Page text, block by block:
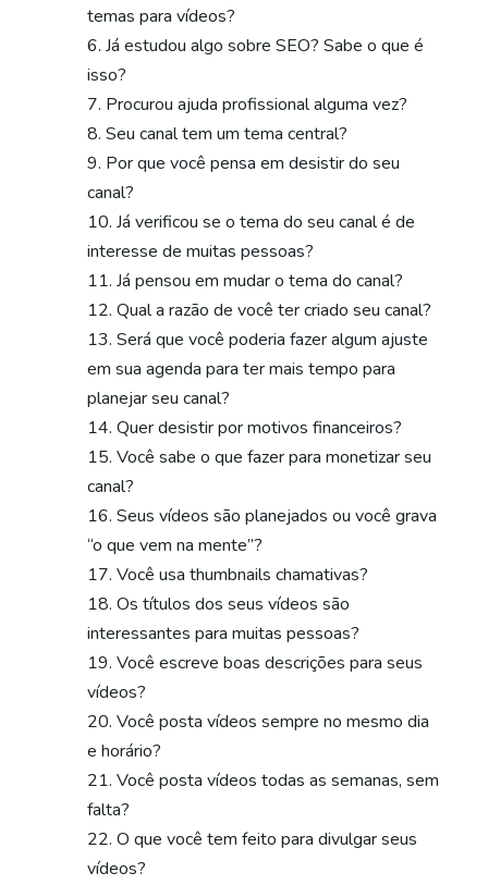
temas para vídeos?
Já estudou algo sobre SEO? Sabe o que é
isso?
Procurou ajuda profissional alguma vez?
Seu canal tem um tema central?
Por que você pensa em desistir do seu
canal?
Já verificou se o tema do seu canal é de
interesse de muitas pessoas?
Já pensou em mudar o tema do canal?
Qual a razão de você ter criado seu canal?
Será que você poderia fazer algum ajuste
em sua agenda para ter mais tempo para
planejar seu canal?
Quer desistir por motivos financeiros?
Você sabe o que fazer para monetizar seu
canal?
Seus vídeos são planejados ou você grava
“o que vem na mente”?
Você usa thumbnails chamativas?
Os títulos dos seus vídeos são
interessantes para muitas pessoas?
Você escreve boas descrições para seus
vídeos?
Você posta vídeos sempre no mesmo dia
e horário?
Você posta vídeos todas as semanas, sem
falta?
O que você tem feito para divulgar seus
vídeos?